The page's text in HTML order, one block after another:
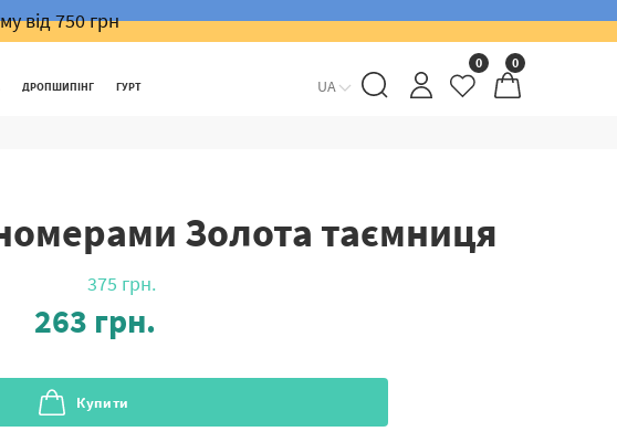
від 750 грн
ДРОПШИПІНГ ГУРТ UA
0 0
Золота таємниця
375 грн.
263 грн.
Купити